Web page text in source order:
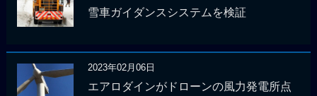
雪車ガイダンスシステムを検証
2023年02月06日
エアロダインがドローンの風力発電所点